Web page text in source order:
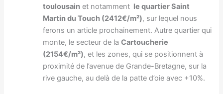
toulousain et notamment le quartier Saint
Martin du Touch (2412€/m²), sur lequel nous
ferons un article prochainement. Autre quartier qui
monte, le secteur de laCartoucherie
(2154€/m²), et les zones, qui se positionnent à
proximité de l’avenue de Grande-Bretagne, sur la
rive gauche, au delà de la patte d’oie avec +10%.